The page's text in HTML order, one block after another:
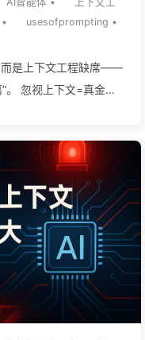
的核心工...
• usesofprompting •
而是上下文工程缺席——
。 忽视上下文=真金白
，后谈大模型：常见收
，比换更大模型划
的缺失。谷歌因此损失
业却实现了40-90%的性
心地向世界展示其AI聊
发布会上，Bard犯了一